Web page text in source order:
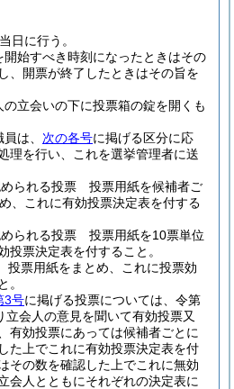
日に行う。
始すべき時刻になったときはその
、開票が終了したときはその旨を
立会いの下に投票箱の錠を開くも
は、 次の各号に掲げる区分に応
理を行い、これを選挙管理者に送
められる投票 投票用紙を候補者ご
、これに有効投票決定表を付する
られる投票 投票用紙を10票単位
投票決定表を付すること。
票用紙をまとめ、これに投票効
。
3号に掲げる投票については、令第
会人の意見を聞いて有効投票又
有効投票にあっては候補者ごとに
た上でこれに有効投票決定表を付
その数を確認した上でこれに無効
会人とともにそれぞれの決定表に